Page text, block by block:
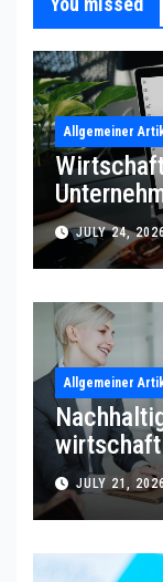
Allgemeiner
JULY 24,
Allgemeiner
JULY 21, 2026